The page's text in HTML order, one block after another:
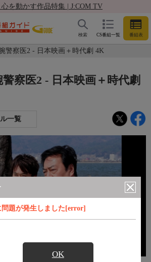
心を動かす作品特集 | J:COM TV
CS番組一覧 番組表
検索
警察医2 - 日本映画＋時代劇 4K
問題が発生しました[error]
OK
察医2 - 日本映画＋時代劇
一覧